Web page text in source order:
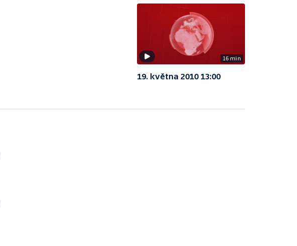
16 min
19. května 2010 13:00